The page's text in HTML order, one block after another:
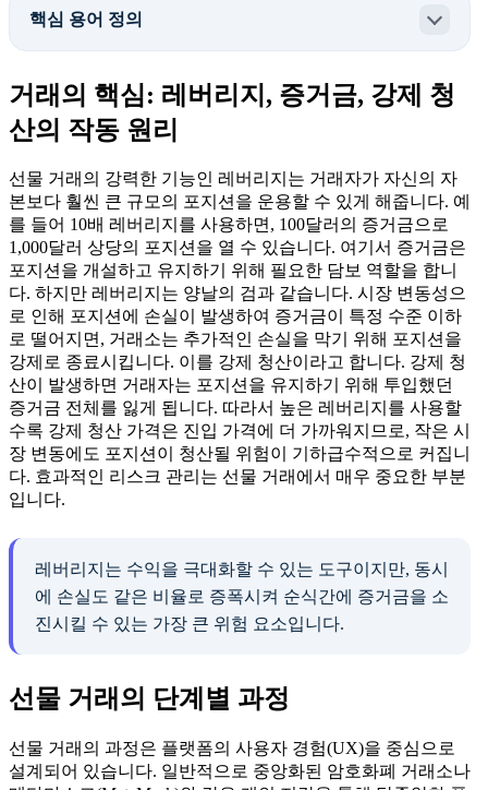
핵심 용어 정의
거래의 핵심: 레버리지, 증거금, 강제 청
산의 작동 원리
선물 거래의 강력한 기능인 레버리지는 거래자가 자신의 자
본보다 훨씬 큰 규모의 포지션을 운용할 수 있게 해줍니다. 예
를 들어 10배 레버리지를 사용하면, 100달러의 증거금으로
1,000달러 상당의 포지션을 열 수 있습니다. 여기서 증거금은
포지션을 개설하고 유지하기 위해 필요한 담보 역할을 합니
다. 하지만 레버리지는 양날의 검과 같습니다. 시장 변동성으
로 인해 포지션에 손실이 발생하여 증거금이 특정 수준 이하
로 떨어지면, 거래소는 추가적인 손실을 막기 위해 포지션을
강제로 종료시킵니다. 이를 강제 청산이라고 합니다. 강제 청
산이 발생하면 거래자는 포지션을 유지하기 위해 투입했던
증거금 전체를 잃게 됩니다. 따라서 높은 레버리지를 사용할
수록 강제 청산 가격은 진입 가격에 더 가까워지므로, 작은 시
장 변동에도 포지션이 청산될 위험이 기하급수적으로 커집니
다. 효과적인 리스크 관리는 선물 거래에서 매우 중요한 부분
입니다.
레버리지는 수익을 극대화할 수 있는 도구이지만, 동시
에 손실도 같은 비율로 증폭시켜 순식간에 증거금을 소
진시킬 수 있는 가장 큰 위험 요소입니다.
선물 거래의 단계별 과정
선물 거래의 과정은 플랫폼의 사용자 경험(UX)을 중심으로
설계되어 있습니다. 일반적으로 중앙화된 암호화폐 거래소나